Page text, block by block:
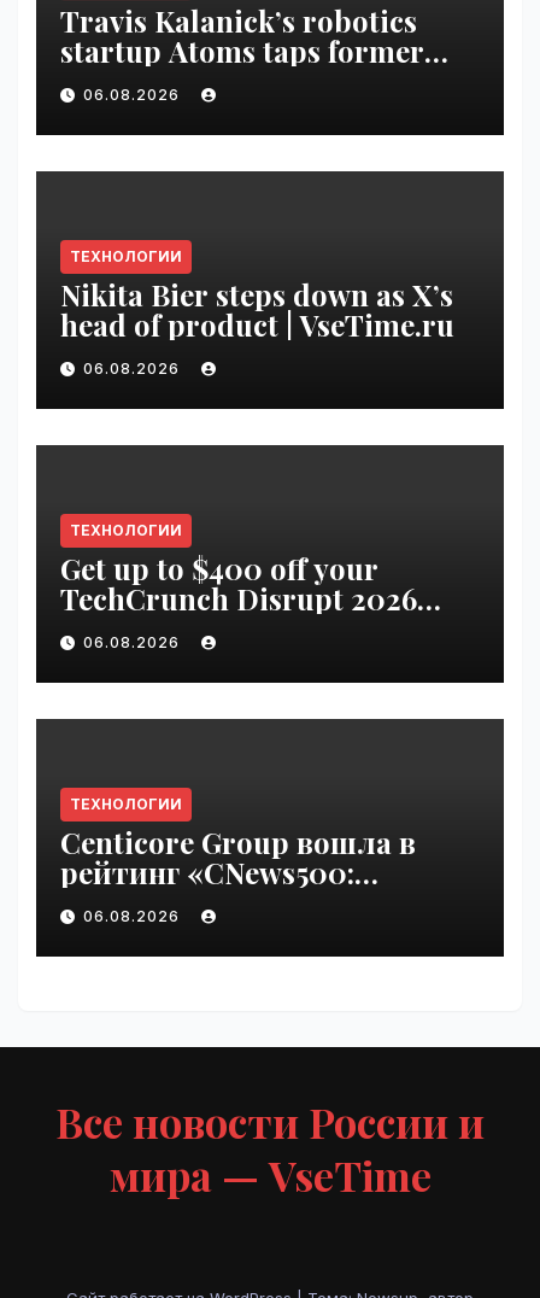
Travis Kalanick’s robotics
startup Atoms taps former
Uber finance chief as CFO |
VseTime.ru
06.08.2026
ТЕХНОЛОГИИ
Nikita Bier steps down as X’s
head of product | VseTime.ru
06.08.2026
ТЕХНОЛОГИИ
Get up to $400 off your
TechCrunch Disrupt 2026
pass until Friday | VseTime.ru
06.08.2026
ТЕХНОЛОГИИ
Centicore Group вошла в
рейтинг «CNews500:
Крупнейшие ИТ-компании
России» | VseTime.ru
06.08.2026
Все новости России и
мира — VseTime